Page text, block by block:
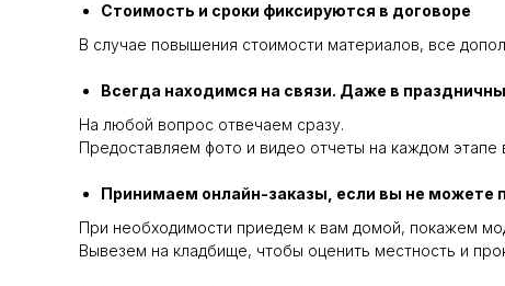
Стоимость и сроки фиксируются в договоре
В случае повышения стоимости материалов, все
Всегда находимся на связи. Даже в
На любой вопрос отвечаем сразу.
Предоставляем фото и видео отчеты на каждом этапе
Принимаем онлайн-заказы, если вы не можете
При необходимости приедем к вам домой, покажем
Вывезем на кладбище, чтобы оценить местность и